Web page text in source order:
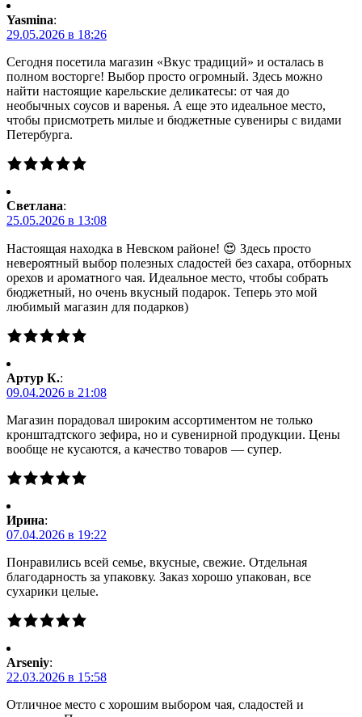
Yasmina:
29.05.2026 в 18:26
Сегодня посетила магазин «Вкус традиций» и осталась в
полном восторге! Выбор просто огромный. Здесь можно
найти настоящие карельские деликатесы: от чая до
необычных соусов и варенья. А еще это идеальное место,
чтобы присмотреть милые и бюджетные сувениры с видами
Петербурга.
Светлана:
25.05.2026 в 13:08
Настоящая находка в Невском районе! 😍 Здесь просто
невероятный выбор полезных сладостей без сахара, отборных
орехов и ароматного чая. Идеальное место, чтобы собрать
бюджетный, но очень вкусный подарок. Теперь это мой
любимый магазин для подарков)
Артур К.:
09.04.2026 в 21:08
Магазин порадовал широким ассортиментом не только
кронштадтского зефира, но и сувенирной продукции. Цены
вообще не кусаются, а качество товаров — супер.
Ирина:
07.04.2026 в 19:22
Понравились всей семье, вкусные, свежие. Отдельная
благодарность за упаковку. Заказ хорошо упакован, все
сухарики целые.
Arseniy:
22.03.2026 в 15:58
Отличное место с хорошим выбором чая, сладостей и